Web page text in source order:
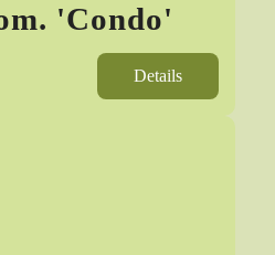
'Condo'
Details